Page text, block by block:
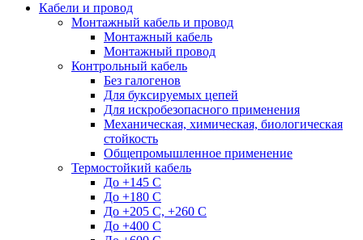
Кабели и провод
Монтажный кабель и провод
Монтажный кабель
Монтажный провод
Контрольный кабель
Без галогенов
Для буксируемых цепей
Для искробезопасного применения
Механическая, химическая, биологическая
стойкость
Общепромышленное применение
Термостойкий кабель
До +145 С
До +180 C
До +205 С, +260 С
До +400 C